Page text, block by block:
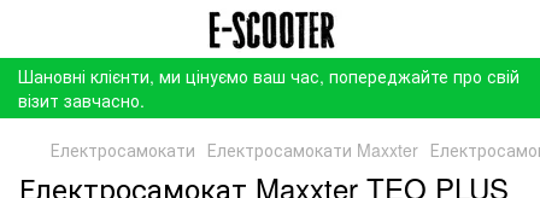
Шановні клієнти, ми цінуємо ваш час, попереджайте про свій
візит завчасно.
Електросамокати Електросамокати Maxxter
Електросамокат Maxxter TEO PLUS